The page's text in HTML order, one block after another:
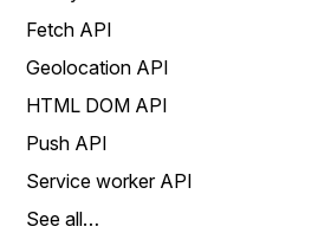
Fetch API
Geolocation API
HTML DOM API
Push API
Service worker API
See all…